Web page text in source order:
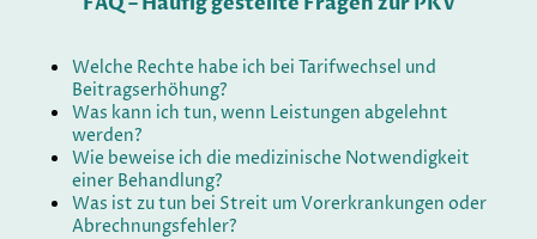
Welche Rechte habe ich bei Tarifwechsel und
Beitragserhöhung?
Was kann ich tun, wenn Leistungen abgelehnt
werden?
Wie beweise ich die medizinische Notwendigkeit
einer Behandlung?
Was ist zu tun bei Streit um Vorerkrankungen oder
Abrechnungsfehler?